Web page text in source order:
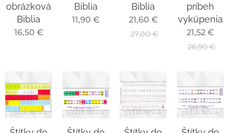
obrázková
Biblia
16,50 €
Biblia
11,90 €
Biblia
21,60 €
27,00€
príbeh
vykúpenia
21,52 €
26,90€